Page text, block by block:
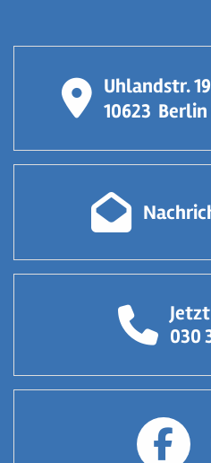
Uhlandstr.
10623
030